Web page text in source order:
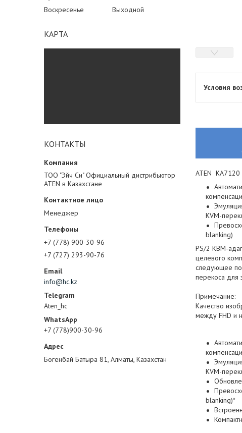
Воскресенье
Выходной
КАРТА
КОНТАКТЫ
ТОО "Эйч Си" Официальный дистрибьютор
ATEN в Казахстане
Менеджер
+7 (778) 900-30-96
+7 (727) 293-90-76
info@hc.kz
Aten_hc
+7 (778)900-30-96
Богенбай Батыра 81, Алматы, Казахстан
ATEN KA7120
KVM-
blanking)
PS/2 КВМ-
целевого
следующее
перекоса для
Примечание:
Качество
между FHD и
KVM-
blanking)*